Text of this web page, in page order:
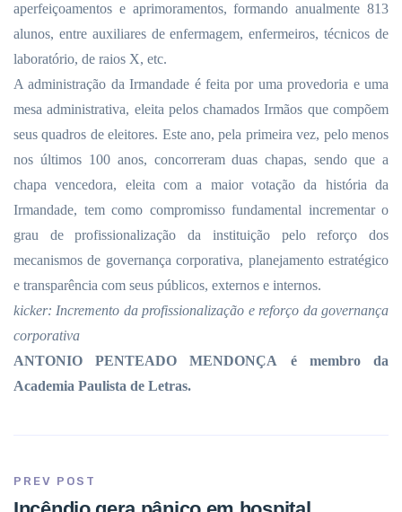
aperfeiçoamentos e aprimoramentos, formando anualmente 813
alunos, entre auxiliares de enfermagem, enfermeiros, técnicos de
laboratório, de raios X, etc.
A administração da Irmandade é feita por uma provedoria e uma
mesa administrativa, eleita pelos chamados Irmãos que compõem
seus quadros de eleitores. Este ano, pela primeira vez, pelo menos
nos últimos 100 anos, concorreram duas chapas, sendo que a
chapa vencedora, eleita com a maior votação da história da
Irmandade, tem como compromisso fundamental incrementar o
grau de profissionalização da instituição pelo reforço dos
mecanismos de governança corporativa, planejamento estratégico
e transparência com seus públicos, externos e internos.
kicker: Incremento da profissionalização e reforço da governança
corporativa
ANTONIO PENTEADO MENDONÇA é membro da
Academia Paulista de Letras.
PREV POST